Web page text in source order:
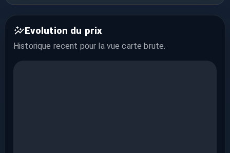
Evolution du prix
Historique recent pour la vuecarte brute.